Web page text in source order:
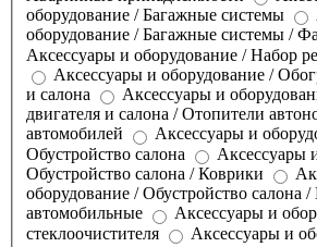
оборудование / Багажные системы
оборудование / Багажные системы /
Аксессуары и оборудование / Набор
Аксессуары и оборудование /
и салона
Аксессуары и
двигателя и салона / Отопители
автомобилей
Аксессуары и
Обустройство салона
Аксессуары
Обустройство салона / Коврики
оборудование / Обустройство салона
автомобильные
Аксессуары и
стеклоочистителя
Аксессуары и